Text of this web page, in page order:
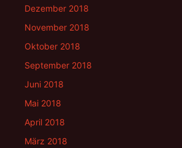
Dezember 2018
November 2018
Oktober 2018
September 2018
Juni 2018
Mai 2018
April 2018
März 2018